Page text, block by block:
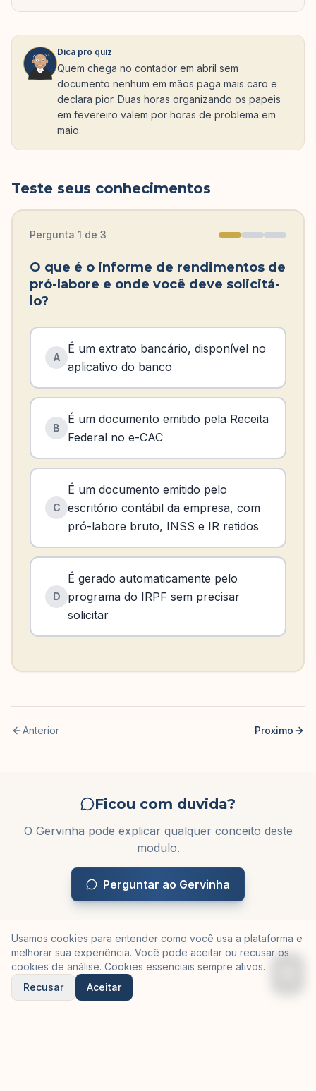
Dica pro quiz
Quem chega no contador em abril sem
documento nenhum em mãos paga mais caro e
declara pior. Duas horas organizando os papeis
em fevereiro valem por horas de problema em
maio.
Teste seus conhecimentos
Pergunta 1 de 3
O que é o informe de rendimentos de
pró-labore e onde você deve solicitá-
lo?
A
É um extrato bancário, disponível no
aplicativo do banco
B
É um documento emitido pela Receita
Federal no e-CAC
C
É um documento emitido pelo
escritório contábil da empresa, com
pró-labore bruto, INSS e IR retidos
D
É gerado automaticamente pelo
programa do IRPF sem precisar
solicitar
Anterior Proximo
Ficou com duvida?
O Gervinha pode explicar qualquer conceito deste
modulo.
Perguntar ao Gervinha
Usamos cookies para entender como você usa a plataforma e
melhorar sua experiência. Você pode aceitar ou recusar os
cookies de análise. Cookies essenciais sempre ativos.
Recusar
Aceitar